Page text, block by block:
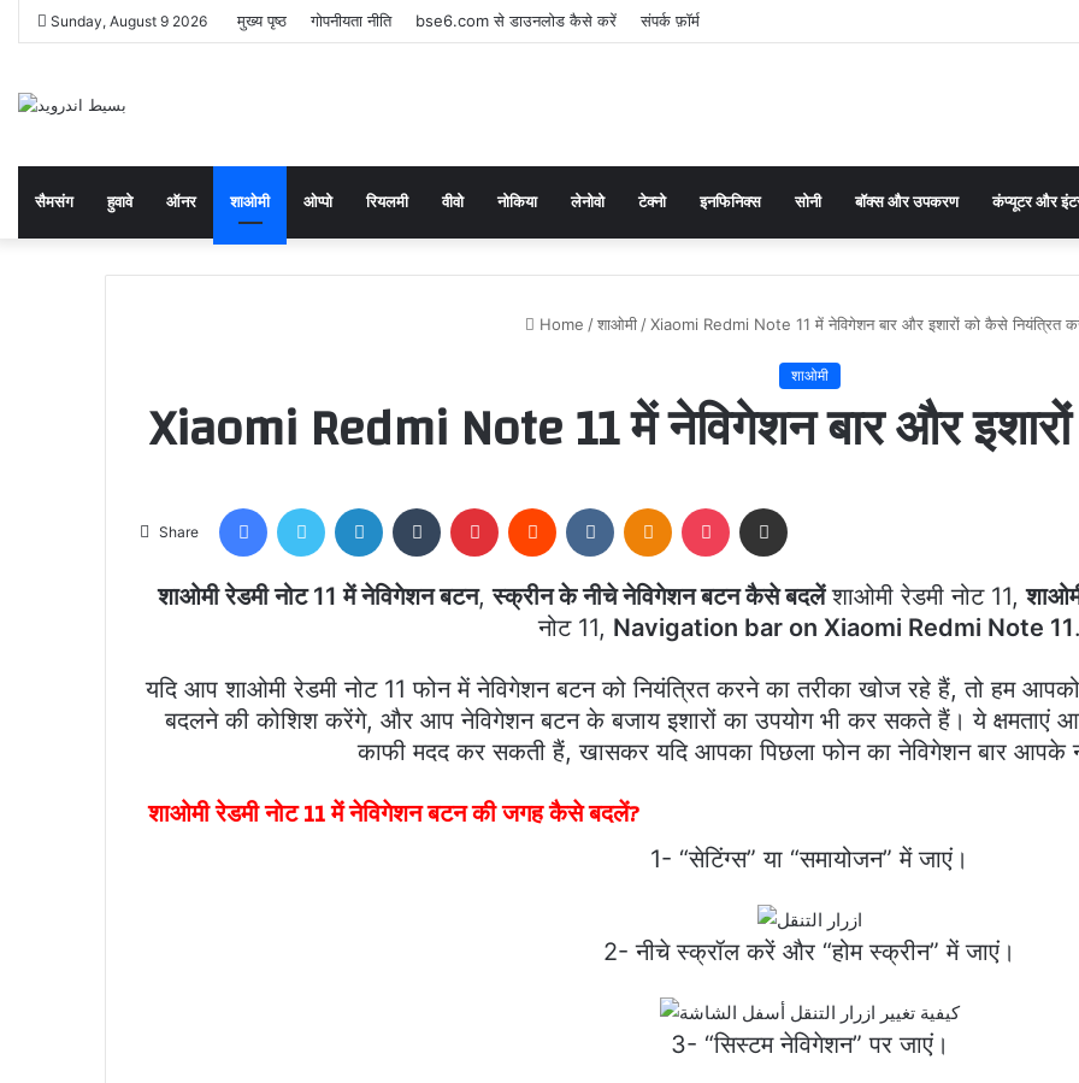
Sunday, August 9 2026 मुख्य पृष्ठ गोपनीयता नीति bse6.com से डाउनलोड कैसे करें संपर्क फ़ॉर्म
सैमसंग हुवावे ऑनर शाओमी ओप्पो रियलमी वीवो नोकिया लेनोवो टेक्नो इनफिनिक्स सोनी बॉक्स और उपकरण कंप्यूटर और
Home /शाओमी /Xiaomi Redmi Note 11 में नेविगेशन बार और इशारों को कैसे नियंत्रित
शाओमी
Xiaomi Redmi Note 11 में नेविगेशन बार और
Share
FacebookTwitter LinkedIn Tumblr Pinterest Reddit VKontakteOdnoklassniki
Pocket
शाओमी रेडमी नोट 11 में नेविगेशन बटन,स्क्रीन के नीचे नेविगेशन बटन कैसे बदलेंशाओमी रेडमी नोट 11,
नोट 11, Navigation bar on Xiaomi Redmi Note 11.
यदि आप शाओमी रेडमी नोट 11 फोन में नेविगेशन बटन को नियंत्रित करने का तरीका खोज रहे हैं, तो हम
बदलने की कोशिश करेंगे, और आप नेविगेशन बटन के बजाय इशारों का उपयोग भी कर सकते हैं। ये क्षमताएं
काफी मदद कर सकती हैं, खासकर यदि आपका पिछला फोन का नेविगेशन बार आपके
शाओमी रेडमी नोट 11 में नेविगेशन बटन की जगह कैसे बदलें?
1- “सेटिंग्स” या “समायोजन” में जाएं।
2- नीचे स्क्रॉल करें और “होम स्क्रीन” में जाएं।
3- “सिस्टम नेविगेशन” पर जाएं।